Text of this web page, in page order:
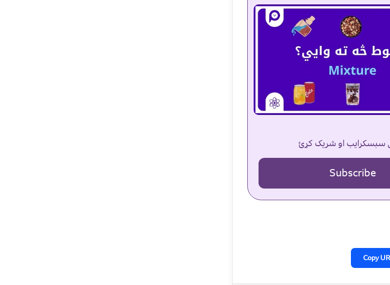
سبسکرایب او شریک کړئ
Subscribe
Copy